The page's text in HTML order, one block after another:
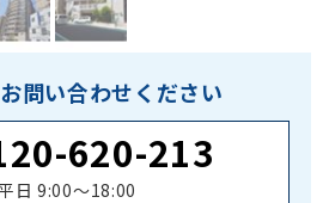
問い合わせください
620-213
日 9:00〜18:00